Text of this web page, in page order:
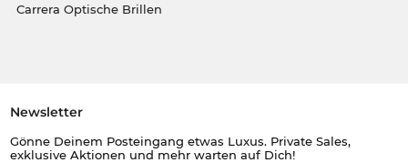
Carrera Optische Brillen
Newsletter
Gönne Deinem Posteingang etwas Luxus. Private Sales,
exklusive Aktionen und mehr warten auf Dich!